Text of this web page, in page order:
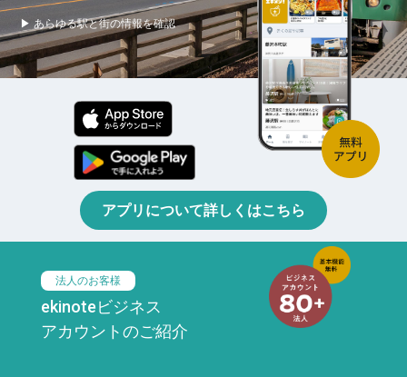
▶ あらゆる駅と街の情報を確認
アプリについて詳しくはこちら
法人のお客様
ekinoteビジネス
アカウントのご紹介